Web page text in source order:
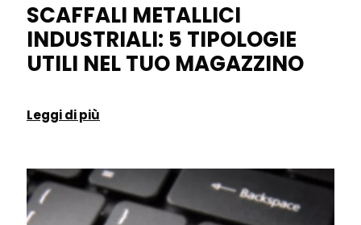
SCAFFALI METALLICI
INDUSTRIALI: 5 TIPOLOGIE
UTILI NEL TUO MAGAZZINO
Leggi di più